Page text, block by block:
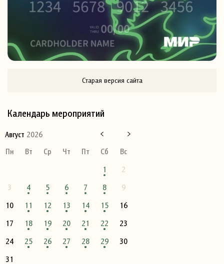
Старая версия сайта
Календарь мероприятий
Август 2026
Пн
Вт Ср Чт Пт Сб
Вс
1
2
3
4 5 6 7 8
9
10
11 12 13 14 15
16
17
18 19 20 21 22
23
24
25 26 27 28 29
30
31